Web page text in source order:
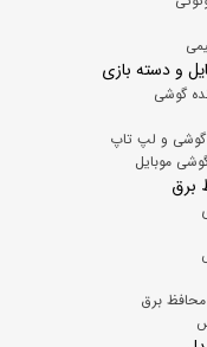
و دسته بازی
گوشی
و لپ تاپ
موبایل
برق
برق